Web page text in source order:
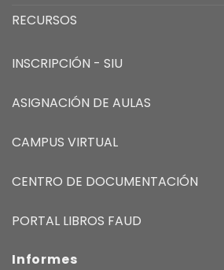
RECURSOS
INSCRIPCIÓN - SIU
ASIGNACIÓN DE AULAS
CAMPUS VIRTUAL
CENTRO DE DOCUMENTACIÓN
PORTAL LIBROS FAUD
Informes